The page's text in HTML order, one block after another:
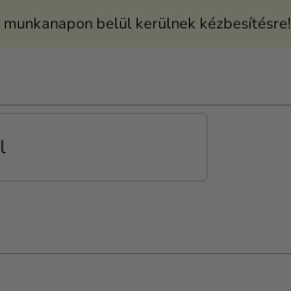
belül kerülnek kézbesítésre!